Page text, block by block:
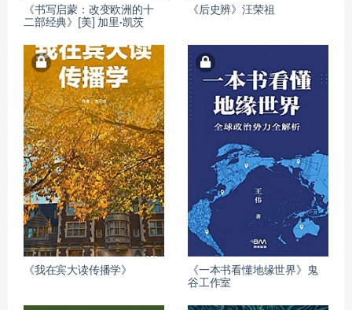
《书写启蒙：改变欧洲的十
二部经典》[美] 加里·凯茨
《后史辨》汪荣祖
《我在宾大读传播学》
《一本书看懂地缘世界》鬼
谷工作室